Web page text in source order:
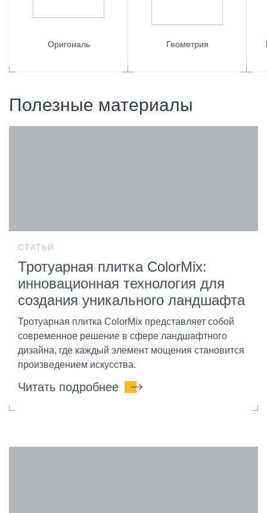
Оригональ Геометрия
Полезные материалы
СТАТЬИ
Тротуарная плитка ColorMix:
инновационная технология для
создания уникального ландшафта
Тротуарная плитка ColorMix представляет собой
современное решение в сфере ландшафтного
дизайна, где каждый элемент мощения становится
произведением искусства.
Читать подробнее